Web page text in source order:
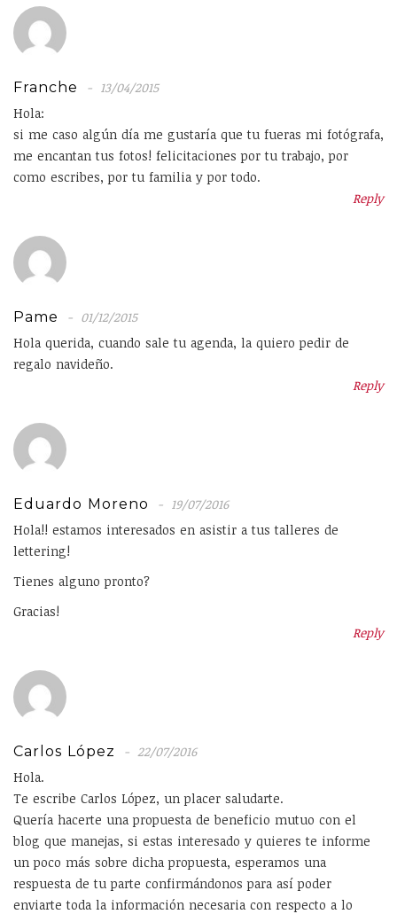
Franche
13/04/2015
Hola:
si me caso algún día me gustaría que tu fueras mi fotógrafa,
me encantan tus fotos! felicitaciones por tu trabajo, por
como escribes, por tu familia y por todo.
Reply
Pame
01/12/2015
Hola querida, cuando sale tu agenda, la quiero pedir de
regalo navideño.
Reply
Eduardo Moreno
19/07/2016
Hola!! estamos interesados en asistir a tus talleres de
lettering!
Tienes alguno pronto?
Gracias!
Reply
Carlos López
22/07/2016
Hola.
Te escribe Carlos López, un placer saludarte.
Quería hacerte una propuesta de beneficio mutuo con el
blog que manejas, si estas interesado y quieres te informe
un poco más sobre dicha propuesta, esperamos una
respuesta de tu parte confirmándonos para así poder
enviarte toda la información necesaria con respecto a lo